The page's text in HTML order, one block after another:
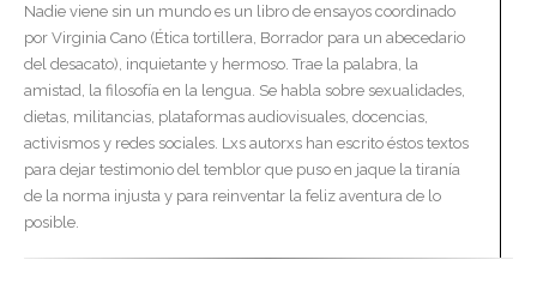
Nadie viene sin un mundo es un libro de ensayos coordinado
por Virginia Cano (Ética tortillera, Borrador para un abecedario
del desacato), inquietante y hermoso. Trae la palabra, la
amistad, la filosofía en la lengua. Se habla sobre sexualidades,
dietas, militancias, plataformas audiovisuales, docencias,
activismos y redes sociales. Lxs autorxs han escrito éstos textos
para dejar testimonio del temblor que puso en jaque la tiranía
de la norma injusta y para reinventar la feliz aventura de lo
posible.